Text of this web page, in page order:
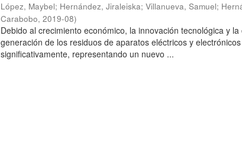
López, Maybel; Hernández, Jiraleiska;Villanueva, Samuel;
Carabobo,2019-08)
Debido al crecimiento económico, la innovación tecnológica y
generación de los residuos de aparatos eléctricos y
significativamente, representando un nuevo ...